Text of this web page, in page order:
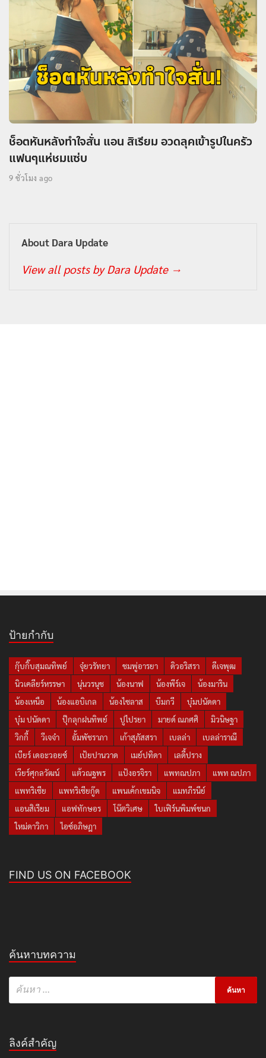
ช็อตหันหลังทำใจสั่น แอน สิเรียม อวดลุคเข้ารูปในครัว
แฟนๆแห่ชมแซ่บ
9 ชั่วโมง ago
About Dara Update
View all posts by Dara Update →
ป้ายกำกับ
กุ๊บกิ๊บสุมณทิพย์ จุ๋ยวรัทยา ชมพู่อารยา ดิวอริสรา
ดีเจพุฒ
นิวเคลียร์หรรษา
นุ่นวรนุช น้องนาฟ น้องพีร์เจ
น้องมาริน
น้องเหนือ
น้องแอบิเกล น้องไซลาส บีมกวี
บุ๋มปนัดดา
บุ๋ม ปนัดดา
ปุ๊กลุกฝนทิพย์ ปูไปรยา มายด์ ณภศศิ
มิวนิษฐา
วิกกี้
วีเจจ๋า อั้มพัชราภา เก้าสุภัสสรา เบลล่า
เบลล่าราณี
เบียร์ เดอะวอยซ์
เป้ยปานวาด เมย์ปทิดา
เลดี้ปราง
เวียร์ศุกลวัฒน์
แต้วณฐพร แป้งอรจิรา แพทณปภา
แพท ณปภา
แพทริเซีย
แพทริเซียกู๊ด แพนเค้กเขมนิจ
แมทภีรนีย์
แอนสิเรียม
แอฟทักษอร โน๊ตวิเศษ
ใบเฟิร์นพิมพ์ชนก
ใหม่ดาวิกา
ไอซ์อภิษฎา
FIND US ON FACEBOOK
ค้นหาบทความ
ลิงค์สำคัญ